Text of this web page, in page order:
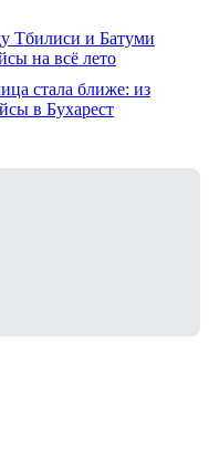
Тбилиси и Батуми
на всё лето
стала ближе: из
в Бухарест